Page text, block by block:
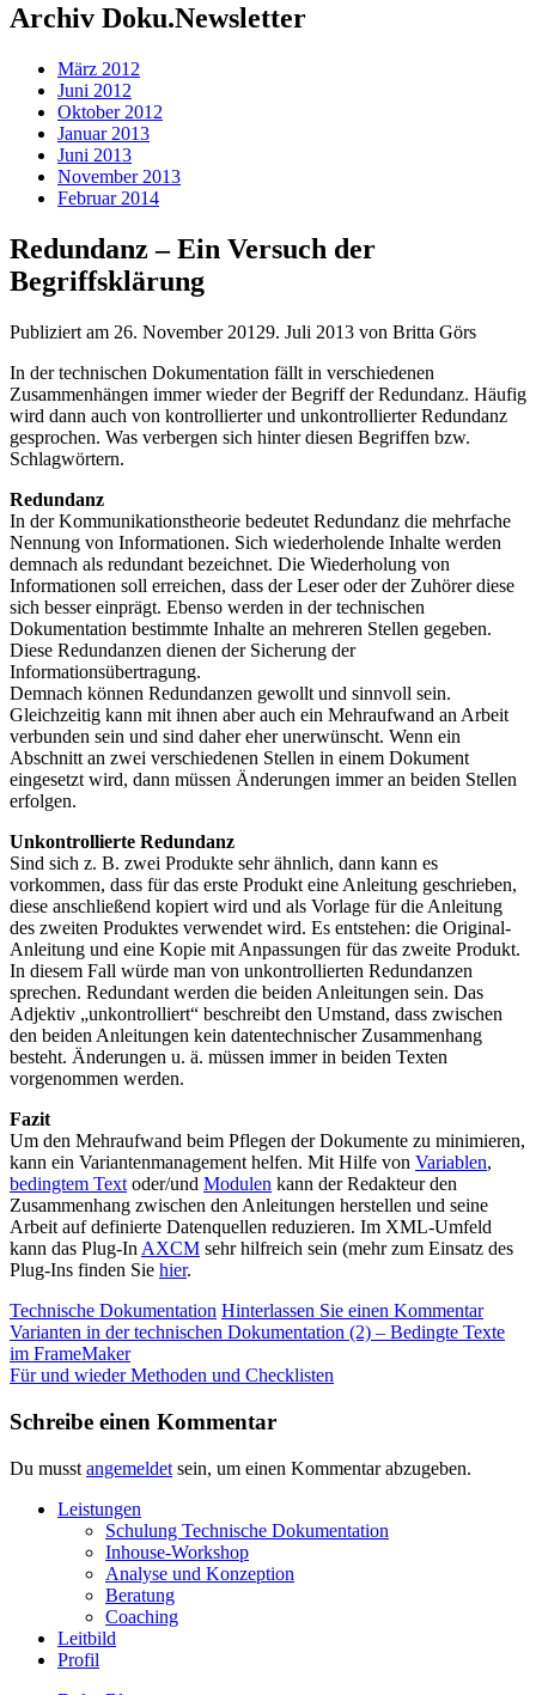
Archiv Doku.Newsletter
März 2012
Juni 2012
Oktober 2012
Januar 2013
Juni 2013
November 2013
Februar 2014
Redundanz – Ein Versuch der
Begriffsklärung
Publiziert am 26. November 20129. Juli 2013 von Britta Görs
In der technischen Dokumentation fällt in verschiedenen
Zusammenhängen immer wieder der Begriff der Redundanz. Häufig
wird dann auch von kontrollierter und unkontrollierter Redundanz
gesprochen. Was verbergen sich hinter diesen Begriffen bzw.
Schlagwörtern.
Redundanz
In der Kommunikationstheorie bedeutet Redundanz die mehrfache
Nennung von Informationen. Sich wiederholende Inhalte werden
demnach als redundant bezeichnet. Die Wiederholung von
Informationen soll erreichen, dass der Leser oder der Zuhörer diese
sich besser einprägt. Ebenso werden in der technischen
Dokumentation bestimmte Inhalte an mehreren Stellen gegeben.
Diese Redundanzen dienen der Sicherung der
Informationsübertragung.
Demnach können Redundanzen gewollt und sinnvoll sein.
Gleichzeitig kann mit ihnen aber auch ein Mehraufwand an Arbeit
verbunden sein und sind daher eher unerwünscht. Wenn ein
Abschnitt an zwei verschiedenen Stellen in einem Dokument
eingesetzt wird, dann müssen Änderungen immer an beiden Stellen
erfolgen.
Unkontrollierte Redundanz
Sind sich z. B. zwei Produkte sehr ähnlich, dann kann es
vorkommen, dass für das erste Produkt eine Anleitung geschrieben,
diese anschließend kopiert wird und als Vorlage für die Anleitung
des zweiten Produktes verwendet wird. Es entstehen: die Original-
Anleitung und eine Kopie mit Anpassungen für das zweite Produkt.
In diesem Fall würde man von unkontrollierten Redundanzen
sprechen. Redundant werden die beiden Anleitungen sein. Das
Adjektiv „unkontrolliert“ beschreibt den Umstand, dass zwischen
den beiden Anleitungen kein datentechnischer Zusammenhang
besteht. Änderungen u. ä. müssen immer in beiden Texten
vorgenommen werden.
Fazit
Um den Mehraufwand beim Pflegen der Dokumente zu minimieren,
kann ein Variantenmanagement helfen. Mit Hilfe von Variablen,
bedingtem Text oder/und Modulen kann der Redakteur den
Zusammenhang zwischen den Anleitungen herstellen und seine
Arbeit auf definierte Datenquellen reduzieren. Im XML-Umfeld
kann das Plug-In AXCM sehr hilfreich sein (mehr zum Einsatz des
Plug-Ins finden Sie hier.
Technische Dokumentation Hinterlassen Sie einen Kommentar
Beitrags
Navigation
Varianten in der technischen Dokumentation (2) – Bedingte Texte
im FrameMaker
Für und wieder Methoden und Checklisten
Schreibe einen Kommentar
Du musst angemeldet sein, um einen Kommentar abzugeben.
Leistungen
Schulung Technische Dokumentation
Inhouse-Workshop
Analyse und Konzeption
Beratung
Coaching
Leitbild
Profil